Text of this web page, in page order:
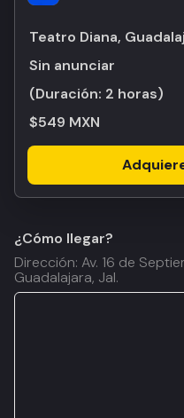
Teatro Diana,
Sin anunciar
(Duración: 2 horas)
$549 MXN
¿Cómo llegar?
Dirección: Av. 16 de
Guadalajara, Jal.